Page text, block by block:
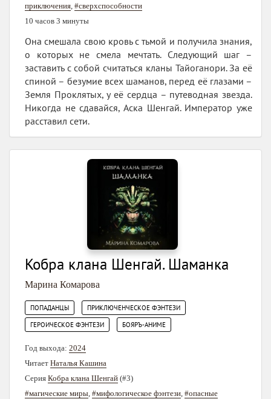
приключения #сверхспособности
10 часов 3 минуты
Она смешала свою кровь с тьмой и получила знания,
о которых не смела мечтать. Следующий шаг –
заставить с собой считаться кланы Тайоганори. За её
спиной – безумие всех шаманов, перед её глазами –
Земля Проклятых, у её сердца – путеводная звезда.
Никогда не сдавайся, Аска Шенгай. Император уже
расставил сети.
Кобра клана Шенгай. Шаманка
Марина Комарова
ПОПАДАНЦЫ ПРИКЛЮЧЕНЧЕСКОЕ ФЭНТЕЗИ
ГЕРОИЧЕСКОЕ ФЭНТЕЗИ БОЯРЪ-АНИМЕ
Год выхода: 2024
Читает Наталья Кашина
Серия Кобра клана Шенгай (#3)
#магические миры #мифологическое фэнтези #опасные